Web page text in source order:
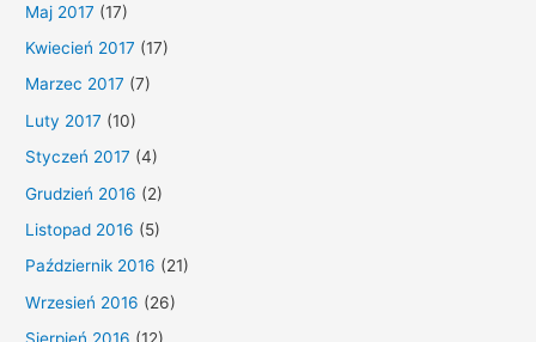
Maj 2017 (17)
Kwiecień 2017 (17)
Marzec 2017 (7)
Luty 2017 (10)
Styczeń 2017 (4)
Grudzień 2016 (2)
Listopad 2016 (5)
Październik 2016 (21)
Wrzesień 2016 (26)